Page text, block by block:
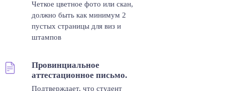
Четкое цветное фото или скан,
должно быть как минимум 2
пустых страницы для виз и
штампов
Провинциальное
аттестационное письмо.
Подтверждает, что студент